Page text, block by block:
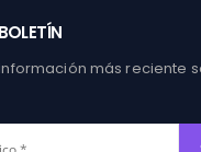
más reciente